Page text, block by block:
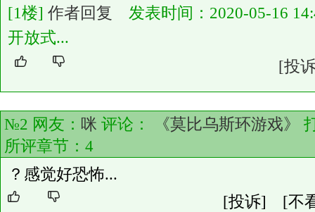
[1楼] 作者回复
发表时间：2020-05-16
开放式...
[投
№2 网友： 咪 评论： 《莫比乌斯环游戏》
所评章节： 4
？感觉好恐怖...
[投诉]
[不